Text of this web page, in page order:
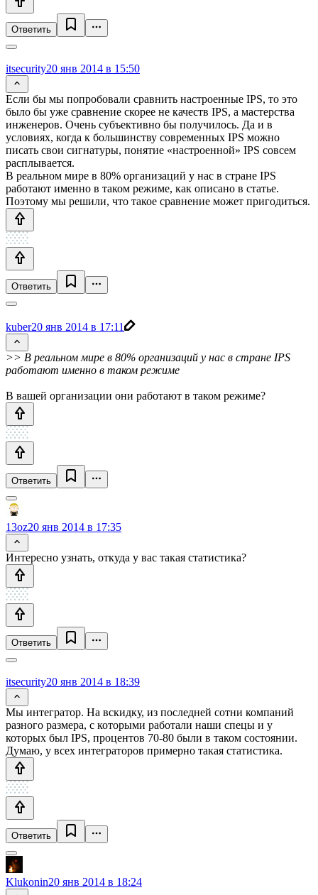
Ответить
itsecurity20 янв 2014 в 15:50
Если бы мы попробовали сравнить настроенные IPS, то это
было бы уже сравнение скорее не качеств IPS, а мастерства
инженеров. Очень субъективно бы получилось. Да и в
условиях, когда к большинству современных IPS можно
писать свои сигнатуры, понятие «настроенной» IPS совсем
расплывается.
В реальном мире в 80% организаций у нас в стране IPS
работают именно в таком режиме, как описано в статье.
Поэтому мы решили, что такое сравнение может пригодиться.
Ответить
kuber20 янв 2014 в 17:11
>> В реальном мире в 80% организаций у нас в стране IPS
работают именно в таком режиме
В вашей организации они работают в таком режиме?
Ответить
13oz20 янв 2014 в 17:35
Интересно узнать, откуда у вас такая статистика?
Ответить
itsecurity20 янв 2014 в 18:39
Мы интегратор. На вскидку, из последней сотни компаний
разного размера, с которыми работали наши спецы и у
которых был IPS, процентов 70-80 были в таком состоянии.
Думаю, у всех интеграторов примерно такая статистика.
Ответить
Klukonin20 янв 2014 в 18:24